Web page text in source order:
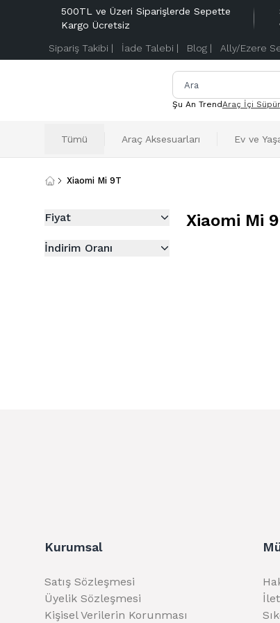
500TL ve Üzeri Siparişlerde Sepette
Kargo Ücretsiz
Sipariş Takibi | İade Talebi | Blog | Ally/Ezere
Şu An TrendAraç İçi
Tümü Araç Aksesuarları Ev ve
Xiaomi Mi 9T
Fiyat
İndirim Oranı
Xiaomi Mi
Kurumsal
Satış Sözleşmesi
Üyelik Sözleşmesi
Kişisel Verilerin Korunması